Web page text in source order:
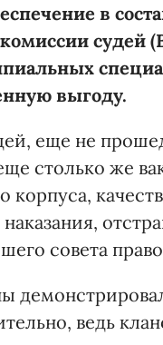
в
судей
выгоду.
еще не
столько же
корпуса,
совета
ведь